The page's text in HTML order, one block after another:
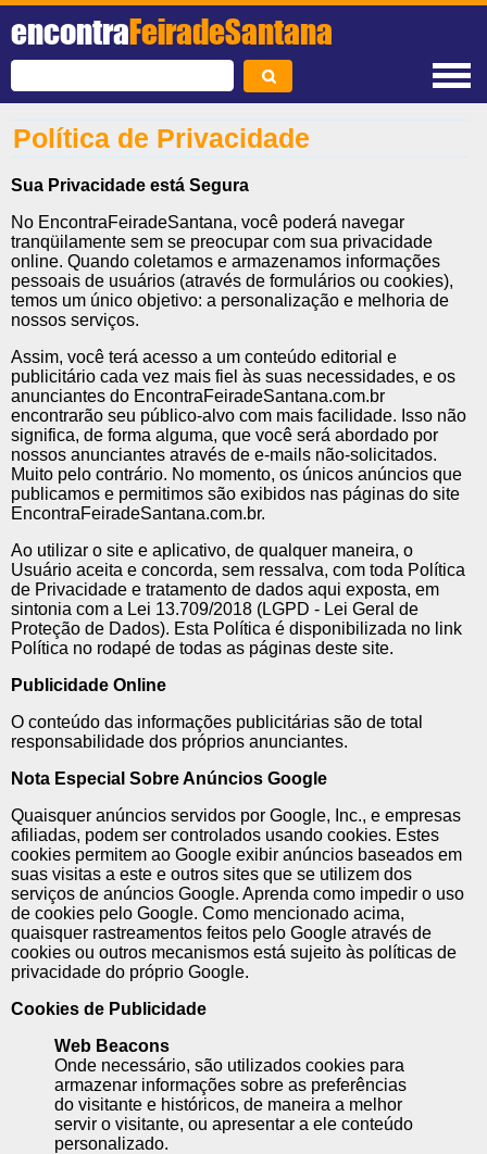
encontraFeiradeSantana
Política de Privacidade
Sua Privacidade está Segura
No EncontraFeiradeSantana, você poderá navegar
tranqüilamente sem se preocupar com sua privacidade
online. Quando coletamos e armazenamos informações
pessoais de usuários (através de formulários ou cookies),
temos um único objetivo: a personalização e melhoria de
nossos serviços.
Assim, você terá acesso a um conteúdo editorial e
publicitário cada vez mais fiel às suas necessidades, e os
anunciantes do EncontraFeiradeSantana.com.br
encontrarão seu público-alvo com mais facilidade. Isso não
significa, de forma alguma, que você será abordado por
nossos anunciantes através de e-mails não-solicitados.
Muito pelo contrário. No momento, os únicos anúncios que
publicamos e permitimos são exibidos nas páginas do site
EncontraFeiradeSantana.com.br.
Ao utilizar o site e aplicativo, de qualquer maneira, o
Usuário aceita e concorda, sem ressalva, com toda Política
de Privacidade e tratamento de dados aqui exposta, em
sintonia com a Lei 13.709/2018 (LGPD - Lei Geral de
Proteção de Dados). Esta Política é disponibilizada no link
Política no rodapé de todas as páginas deste site.
Publicidade Online
O conteúdo das informações publicitárias são de total
responsabilidade dos próprios anunciantes.
Nota Especial Sobre Anúncios Google
Quaisquer anúncios servidos por Google, Inc., e empresas
afiliadas, podem ser controlados usando cookies. Estes
cookies permitem ao Google exibir anúncios baseados em
suas visitas a este e outros sites que se utilizem dos
serviços de anúncios Google. Aprenda como impedir o uso
de cookies pelo Google. Como mencionado acima,
quaisquer rastreamentos feitos pelo Google através de
cookies ou outros mecanismos está sujeito às políticas de
privacidade do próprio Google.
Cookies de Publicidade
Web Beacons
Onde necessário, são utilizados cookies para
armazenar informações sobre as preferências
do visitante e históricos, de maneira a melhor
servir o visitante, ou apresentar a ele conteúdo
personalizado.